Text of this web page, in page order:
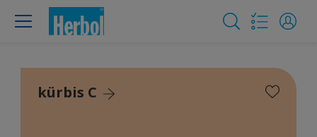
kürbis C